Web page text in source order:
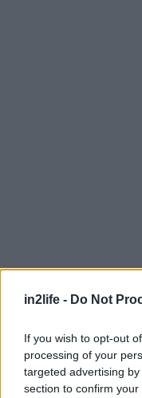
in2life - Do Not
If you wish to opt-out
processing of your
targeted advertising
section to confirm
Αναζήτηση